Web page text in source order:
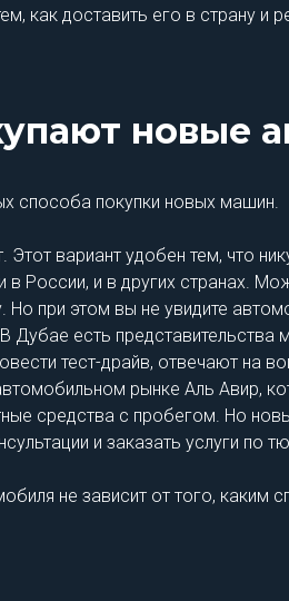
как доставить его в страну
новые
способа покупки новых машин.
Этот вариант удобен тем, что
в России, и в других странах.
Но при этом вы не увидите
Дубае есть представительства
тест-драйв, отвечают на
рынке Аль Авир,
средства с пробегом. Но
и заказать услуги по
не зависит от того,